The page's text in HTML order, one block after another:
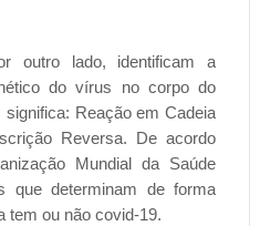
outro lado, identificam a
do vírus no corpo do
significa: Reação em Cadeia
Reversa. De acordo
Mundial da Saúde
que determinam de forma
tem ou não covid-19.